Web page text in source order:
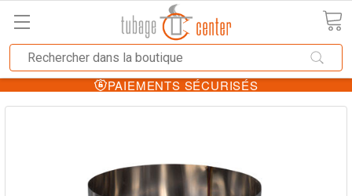
PAIEMENTS SÉCURISÉS